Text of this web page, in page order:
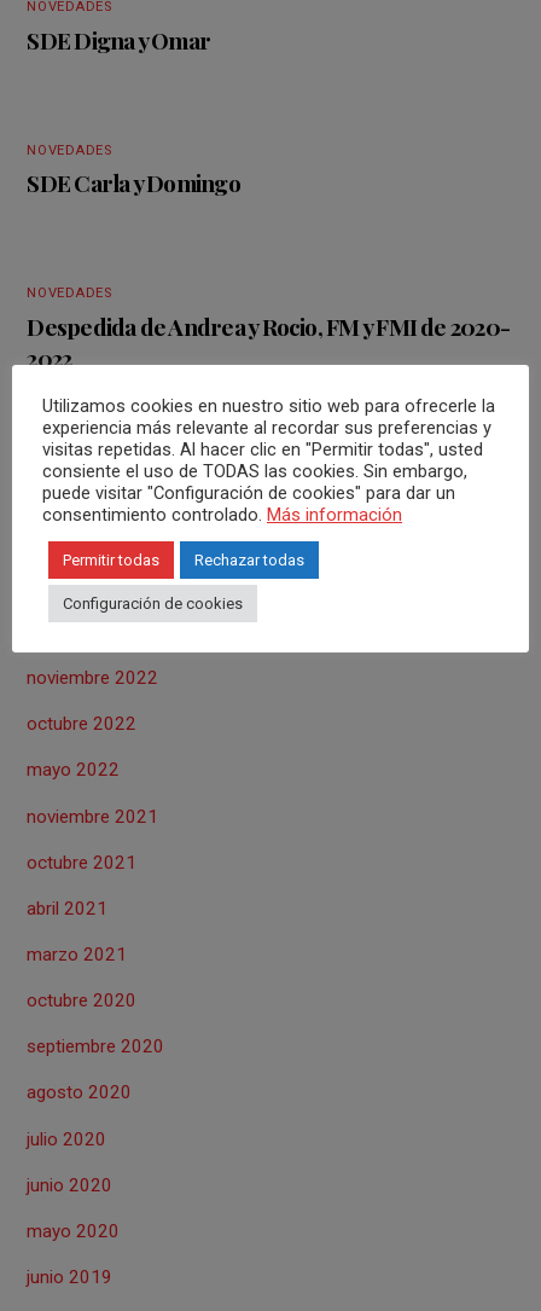
NOVEDADES
SDE Digna y Omar
NOVEDADES
SDE Carla y Domingo
NOVEDADES
Despedida de Andrea y Rocio, FM y FMI de 2020-
2022
ARCHIVOS
noviembre 2022
octubre 2022
mayo 2022
noviembre 2021
octubre 2021
abril 2021
marzo 2021
octubre 2020
septiembre 2020
agosto 2020
julio 2020
junio 2020
mayo 2020
junio 2019
Utilizamos cookies en nuestro sitio web para ofrecerle la
experiencia más relevante al recordar sus preferencias y
visitas repetidas. Al hacer clic en "Permitir todas", usted
consiente el uso de TODAS las cookies. Sin embargo,
puede visitar "Configuración de cookies" para dar un
consentimiento controlado. Más información
Permitir todas Rechazar todas
Configuración de cookies